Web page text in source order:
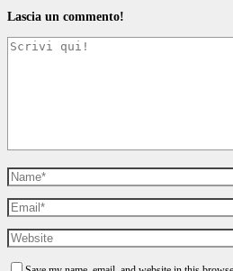
Lascia un commento!